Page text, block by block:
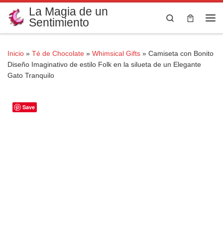
Saltar al contenido
La Magia de un
Sentimiento
Search
Inicio » Té de Chocolate » Whimsical Gifts » Camiseta con Bonito
Diseño Imaginativo de estilo Folk en la silueta de un Elegante
Gato Tranquilo
Save